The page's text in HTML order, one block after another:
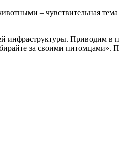
– чувствительная
инфраструктуры. Приводим в
за своими питомцами».